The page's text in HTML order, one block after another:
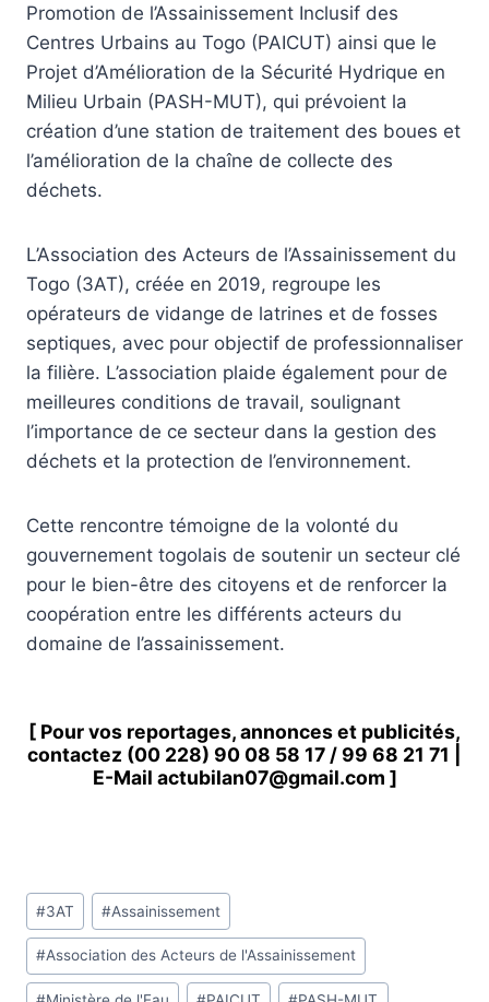
Promotion de l’Assainissement Inclusif des
Centres Urbains au Togo (PAICUT) ainsi que le
Projet d’Amélioration de la Sécurité Hydrique en
Milieu Urbain (PASH-MUT), qui prévoient la
création d’une station de traitement des boues et
l’amélioration de la chaîne de collecte des
déchets.
L’Association des Acteurs de l’Assainissement du
Togo (3AT), créée en 2019, regroupe les
opérateurs de vidange de latrines et de fosses
septiques, avec pour objectif de professionnaliser
la filière. L’association plaide également pour de
meilleures conditions de travail, soulignant
l’importance de ce secteur dans la gestion des
déchets et la protection de l’environnement.
Cette rencontre témoigne de la volonté du
gouvernement togolais de soutenir un secteur clé
pour le bien-être des citoyens et de renforcer la
coopération entre les différents acteurs du
domaine de l’assainissement.
[ Pour vos reportages, annonces et publicités,
contactez (00 228) 90 08 58 17 / 99 68 21 71
E-Mail actubilan07@gmail.com ]
Étiquettes
de
la
publication :
#3AT #Assainissement
#Association des Acteurs de l'Assainissement